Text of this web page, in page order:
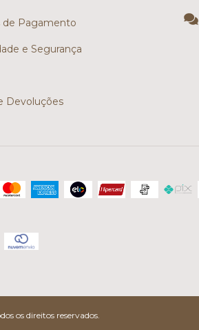
de Pagamento
e Segurança
Devoluções
os direitos reservados.